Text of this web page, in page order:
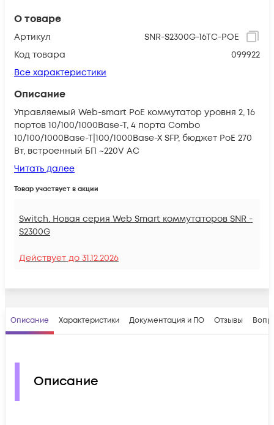
О товаре
Артикул
SNR-S2300G-16TC-POE
Код товара
099922
Все характеристики
Описание
Управляемый Web-smart PoE коммутатор уровня 2, 16
портов 10/100/1000Base-T, 4 порта Combo
10/100/1000Base-T|100/1000Base-X SFP, бюджет PoE 270
Вт, встроенный БП ~220V AC
Читать далее
Товар участвует в акции
Switch. Новая серия Web Smart коммутаторов SNR -
S2300G
Действует до 31.12.2026
Описание Характеристики Документация и ПО Отзывы
Описание